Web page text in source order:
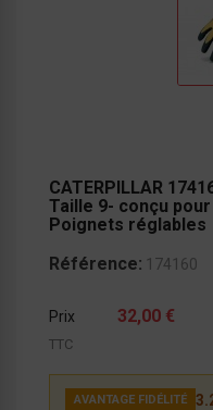
CATERPILLAR
Taille 9- conçu
Poignets réglables
Référence: 174160
Prix 32,00 €
TTC
AVANTAGE FIDÉLITÉ